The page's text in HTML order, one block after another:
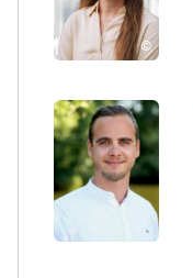
©
Bild